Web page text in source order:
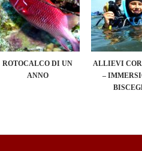
ROTOCALCO DI UN
ANNO
ALLIEVI
–